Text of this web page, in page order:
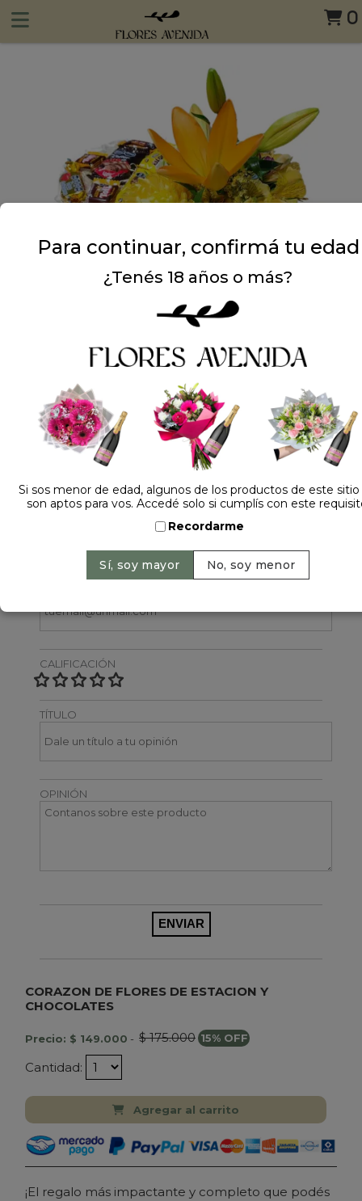
0
Dejá tu opinión
NOMBRE
CALIFICACIÓN
TÍTULO
OPINIÓN
CORAZON DE FLORES DE ESTACION Y
CHOCOLATES
Precio: $ 149.000 - $ 175.000 15% OFF
Cantidad:
Agregar al carrito
¡El regalo más impactante y completo que podés
Para continuar, confirmá tu edad
¿Tenés 18 años o más?
Si sos menor de edad, algunos de los productos de este
son aptos para vos. Accedé solo si cumplís con este
Recordarme